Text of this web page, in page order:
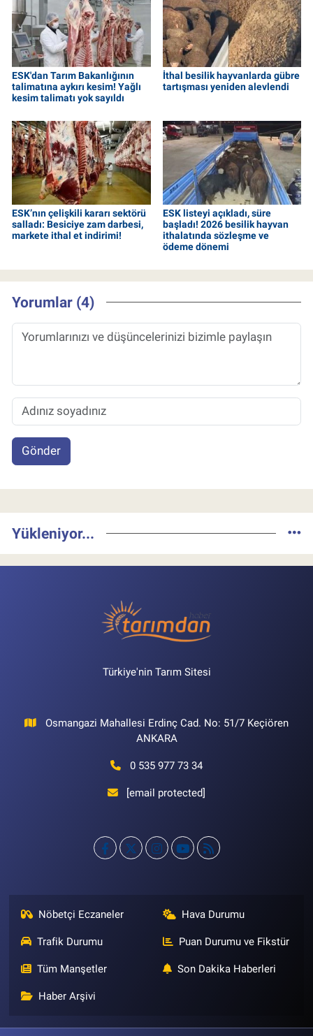
ESK'dan Tarım Bakanlığının
talimatına aykırı kesim! Yağlı
kesim talimatı yok sayıldı
İthal besilik hayvanlarda gübre
tartışması yeniden alevlendi
ESK’nın çelişkili kararı sektörü
salladı: Besiciye zam darbesi,
markete ithal et indirimi!
ESK listeyi açıkladı, süre
başladı! 2026 besilik hayvan
ithalatında sözleşme ve
ödeme dönemi
Yorumlar (4)
Gönder
Yükleniyor...
Türkiye'nin Tarım Sitesi
Osmangazi Mahallesi Erdinç Cad. No: 51/7 Keçiören
ANKARA
0 535 977 73 34
[email protected]
Nöbetçi Eczaneler Hava Durumu
Trafik Durumu Puan Durumu ve Fikstür
Tüm Manşetler Son Dakika Haberleri
Haber Arşivi